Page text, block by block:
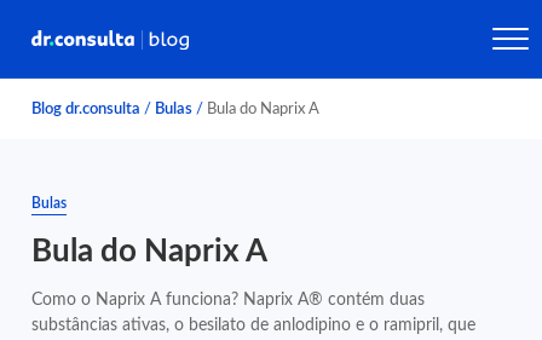
Blog dr.consulta / Bulas / Bula do Naprix A
Bulas
Bula do Naprix A
Como o Naprix A funciona? Naprix A® contém duas
substâncias ativas, o besilato de anlodipino e o ramipril, que